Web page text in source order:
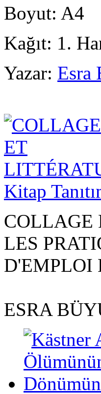
Boyut: A4
Kağıt: 1.
Yazar: Esra
Kitap
COLLAGE
LES
D'EMPLOI
ESRA